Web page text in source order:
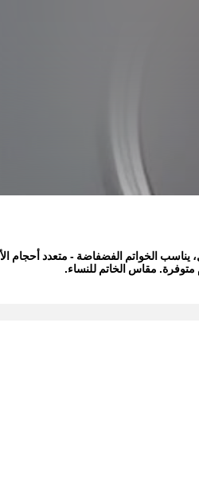
يناسب الخواتم الفضفاضة - متعدد أحجام
مقاس الخاتم للنساء.